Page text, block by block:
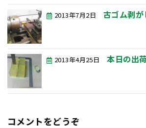
2013年7月2日 古ゴム剥が
2013年4月25日 本日の出
コメントをどうぞ